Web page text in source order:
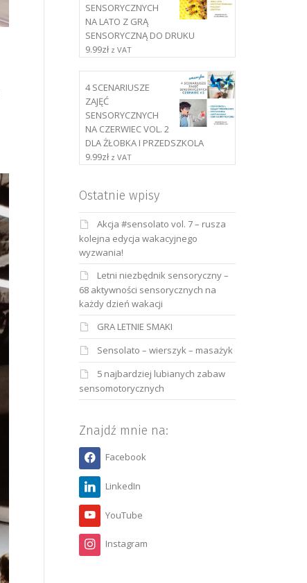
SENSORYCZNYCH
NA LATO Z GRĄ
SENSORYCZNĄ DO DRUKU
9.99zł z VAT
4 SCENARIUSZE
ZAJĘĆ
SENSORYCZNYCH
NA CZERWIEC VOL. 2
DLA ŻŁOBKA I PRZEDSZKOLA
9.99zł z VAT
Ostatnie wpisy
Akcja #sensolato vol. 7 – rusza
kolejna edycja wakacyjnego
wyzwania!
Letni niezbędnik sensoryczny –
68 aktywności sensorycznych na
każdy dzień wakacji
GRA LETNIE SMAKI
Sensolato – wierszyk – masażyk
5 najbardziej lubianych zabaw
sensomotorycznych
Znajdź mnie na:
Facebook
LinkedIn
YouTube
Instagram